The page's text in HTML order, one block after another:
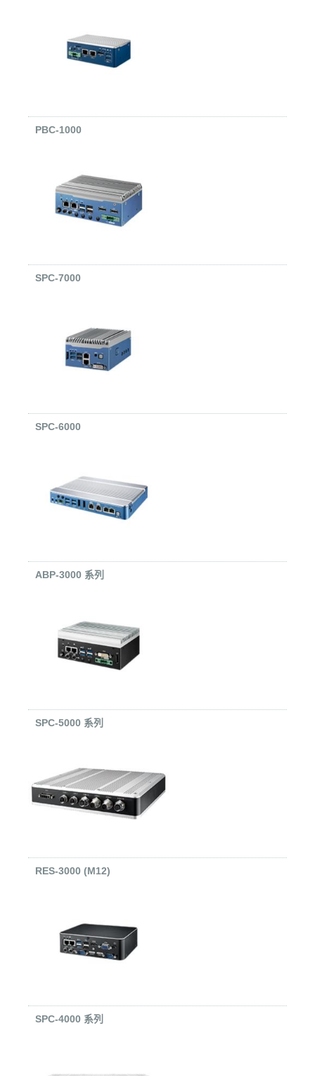
PBC-1000
SPC-7000
SPC-6000
ABP-3000 系列
SPC-5000 系列
RES-3000 (M12)
SPC-4000 系列